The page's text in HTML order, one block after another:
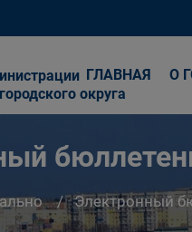
округа
ГЛАВНАЯ О
Электронный